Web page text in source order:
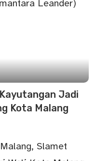
Jadi
Kota Malang